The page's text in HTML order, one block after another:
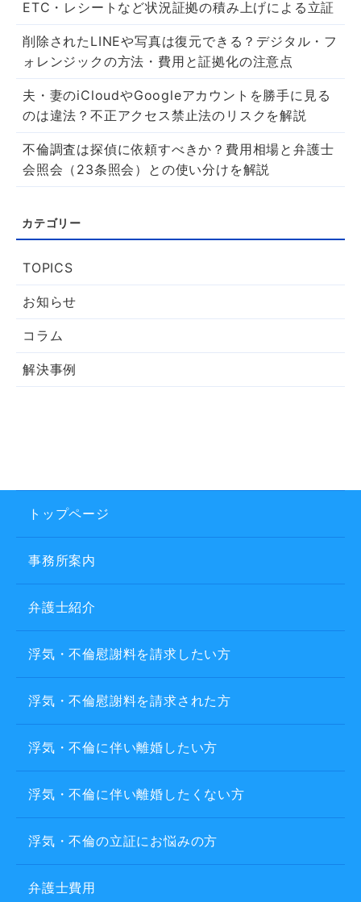
ETC・レシートなど状況証拠の積み上げによる立証
削除されたLINEや写真は復元できる？デジタル・フ
ォレンジックの方法・費用と証拠化の注意点
夫・妻のiCloudやGoogleアカウントを勝手に見る
のは違法？不正アクセス禁止法のリスクを解説
不倫調査は探偵に依頼すべきか？費用相場と弁護士
会照会（23条照会）との使い分けを解説
TOPICS
お知らせ
コラム
解決事例
トップページ
事務所案内
弁護士紹介
浮気・不倫慰謝料を請求したい方
浮気・不倫慰謝料を請求された方
浮気・不倫に伴い離婚したい方
浮気・不倫に伴い離婚したくない方
浮気・不倫の立証にお悩みの方
弁護士費用